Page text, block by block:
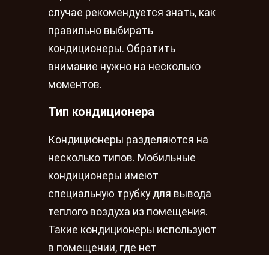
случае рекомендуется знать, как
правильно выбирать
кондиционеры. Обратить
внимание нужно на несколько
моментов.
Тип кондиционера
Кондиционеры разделяются на
несколько типов. Мобильные
кондиционеры имеют
специальную трубку для вывода
теплого воздуха из помещения.
Такие кондиционеры используют
в помещении, где нет